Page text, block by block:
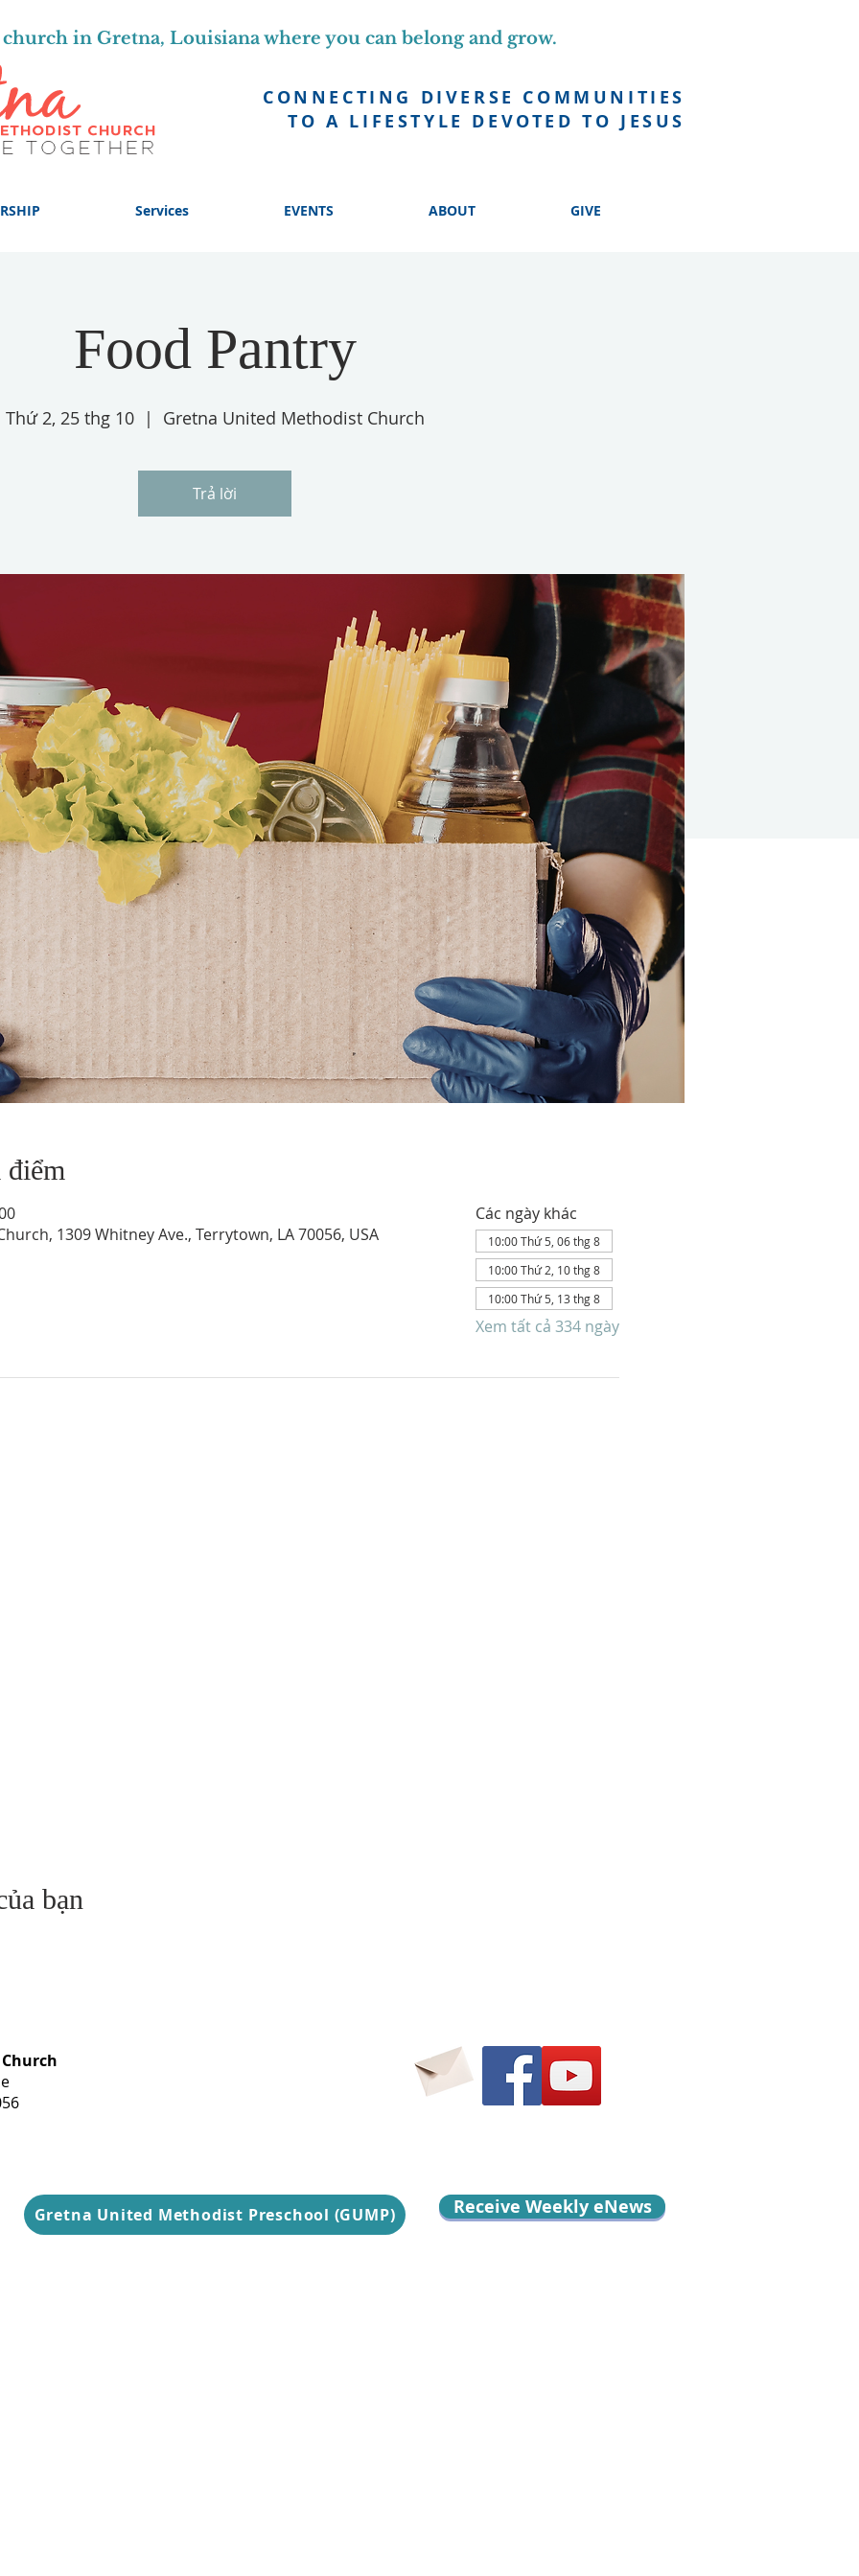
CONNECTING DIVERSE COMMUNITIES
TO A LIFESTYLE DEVOTED TO JESUS
in Gretna, Louisiana where you can belong and grow.
Services EVENTS ABOUT GIVE
Food Pantry
Thứ 2, 25 thg 10
  |
Gretna United Methodist Church
Trả lời
1309 Whitney Ave., Terrytown, LA 70056, USA
Các ngày khác
10:00 Thứ 5, 06 thg 8
10:00 Thứ 2, 10 thg 8
10:00 Thứ 5, 13 thg 8
Xem tất cả 334 ngày
bạn
Gretna United Methodist Preschool (GUMP) Receive Weekly eNews